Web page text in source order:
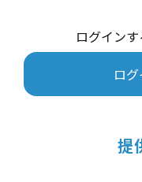
ログイン
ロ
提